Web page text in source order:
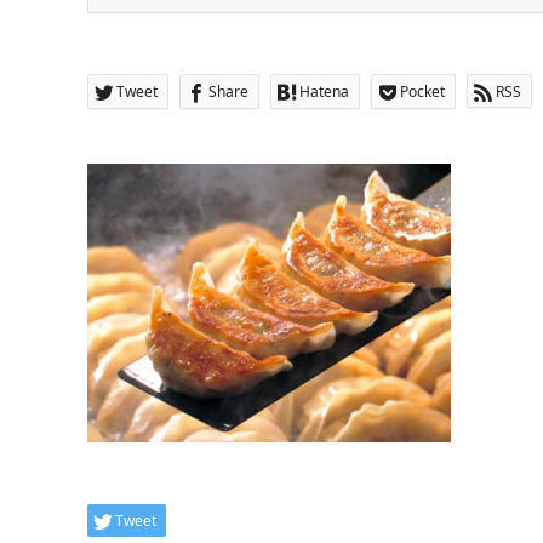
Tweet Share Hatena Pocket RSS
Tweet